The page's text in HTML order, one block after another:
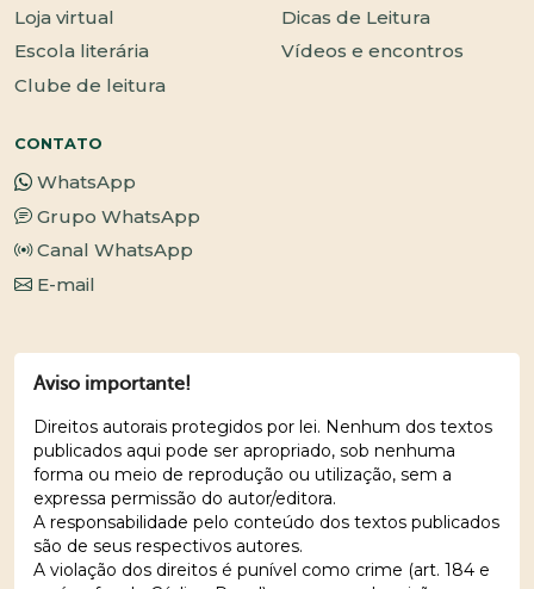
Loja virtual
Escola literária
Clube de leitura
Dicas de Leitura
Vídeos e encontros
CONTATO
WhatsApp
Grupo WhatsApp
Canal WhatsApp
E-mail
Aviso importante!
Direitos autorais protegidos por lei. Nenhum dos textos
publicados aqui pode ser apropriado, sob nenhuma
forma ou meio de reprodução ou utilização, sem a
expressa permissão do autor/editora.
A responsabilidade pelo conteúdo dos textos publicados
são de seus respectivos autores.
A violação dos direitos é punível como crime (art. 184 e